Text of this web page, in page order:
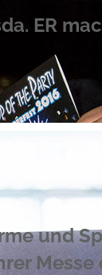
ER
und